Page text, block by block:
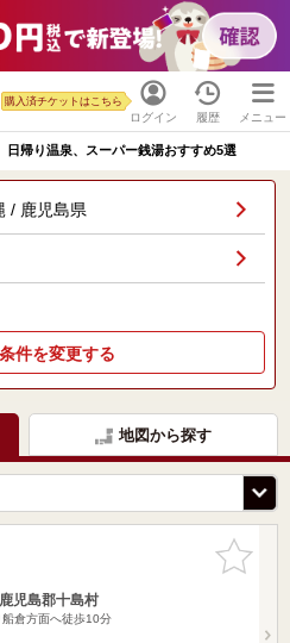
ログイン
購入済チケットはこちら
履歴 メニュー
日帰り温泉、スーパー銭湯おすすめ5選
/ 鹿児島県
件を変更する
地図から探す
お気に入
りに追加
児島郡十島村
倉方面へ徒歩10分